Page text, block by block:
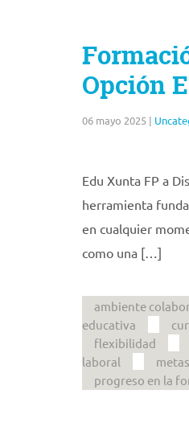
Opción
06 mayo 2025 |
Edu Xunta FP a
herramienta
en cualquier
como una […]
ambiente
educativa
flexibilidad
laboral
progreso en la